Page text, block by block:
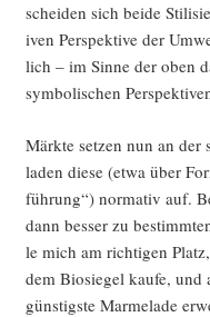
schei­den sich bei­de
i­ven Per­spek­ti­ve der
lich – im Sin­ne der oben
sym­bo­li­schen
Märk­te set­zen nun an der
laden die­se (etwa über
füh­rung“) nor­ma­tiv auf.
dann bes­ser zu
le mich am rich­ti­gen
dem Bio­sie­gel kau­fe, und
güns­tigs­te Mar­me­la­de